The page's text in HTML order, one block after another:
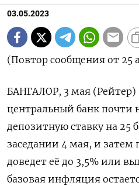
03.05.2023
(Повтор сообщения от 25
БАНГАЛОР, 3 мая
центральный банк почти
депозитную ставку на 25
заседании 4 мая, и затем
доведет её до 3,5% или
базовая инфляция